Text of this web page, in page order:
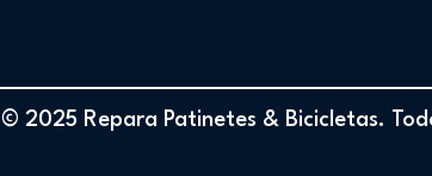
© 2025 Repara Patinetes & Bicicletas.